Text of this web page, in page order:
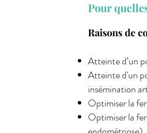
Pour
Raisons de
Atteinte d’un
Atteinte d'un
insémination
Optimiser la
Optimiser la